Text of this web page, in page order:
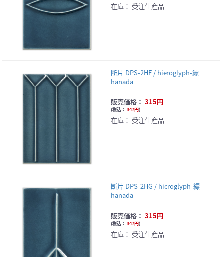
在庫： 受注生産品
断片 DPS-2HF / hieroglyph-縹
hanada
販売価格： 315円
(税込： 347円)
在庫： 受注生産品
断片 DPS-2HG / hieroglyph-縹
hanada
販売価格： 315円
(税込： 347円)
在庫： 受注生産品